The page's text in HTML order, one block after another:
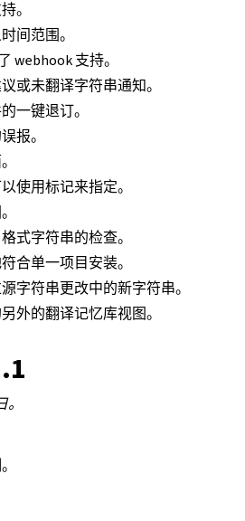
。
间范围。
webhook 支持。
或未翻译字符串通知。
一键退订。
报。
使用标记来指定。
式字符串的检查。
合单一项目安装。
字符串更改中的新字符串。
外的翻译记忆库视图。